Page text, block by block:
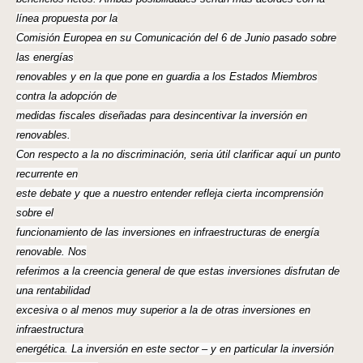
línea propuesta por la
Comisión Europea en su Comunicación del 6 de Junio pasado sobre
las energías
renovables y en la que pone en guardia a los Estados Miembros
contra la adopción de
medidas fiscales diseñadas para desincentivar la inversión en
renovables.
Con respecto a la no discriminación, seria útil clarificar aquí un punto
recurrente en
este debate y que a nuestro entender refleja cierta incomprensión
sobre el
funcionamiento de las inversiones en infraestructuras de energía
renovable. Nos
referimos a la creencia general de que estas inversiones disfrutan de
una rentabilidad
excesiva o al menos muy superior a la de otras inversiones en
infraestructura
energética. La inversión en este sector – y en particular la inversión